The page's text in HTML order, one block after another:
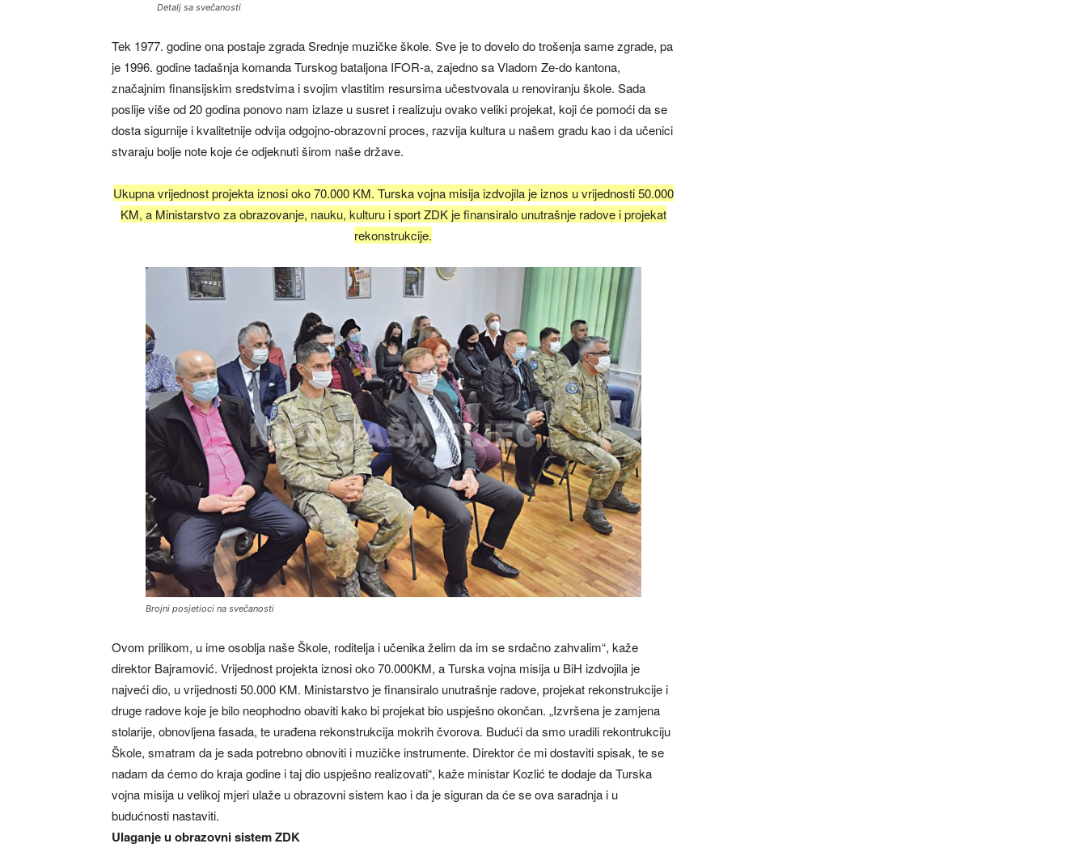
Detalj sa svečanosti
Tek 1977. godine ona postaje zgrada Srednje muzičke škole. Sve je to dovelo do trošenja same zgrade, pa
je 1996. godine tadašnja komanda Turskog bataljona IFOR-a, zajedno sa Vladom Ze-do kantona,
značajnim finansijskim sredstvima i svojim vlastitim resursima učestvovala u renoviranju škole. Sada
poslije više od 20 godina ponovo nam izlaze u susret i realizuju ovako veliki projekat, koji će pomoći da se
dosta sigurnije i kvalitetnije odvija odgojno-obrazovni proces, razvija kultura u našem gradu kao i da učenici
stvaraju bolje note koje će odjeknuti širom naše države.
Ukupna vrijednost projekta iznosi oko 70.000 KM. Turska vojna misija izdvojila je iznos u vrijednosti 50.000
KM, a Ministarstvo za obrazovanje, nauku, kulturu i sport ZDK je finansiralo unutrašnje radove i projekat
rekonstrukcije.
Brojni posjetioci na svečanosti
Ovom prilikom, u ime osoblja naše Škole, roditelja i učenika želim da im se srdačno zahvalim“, kaže
direktor Bajramović. Vrijednost projekta iznosi oko 70.000KM, a Turska vojna misija u BiH izdvojila je
najveći dio, u vrijednosti 50.000 KM. Ministarstvo je finansiralo unutrašnje radove, projekat rekonstrukcije i
druge radove koje je bilo neophodno obaviti kako bi projekat bio uspješno okončan. „Izvršena je zamjena
stolarije, obnovljena fasada, te urađena rekonstrukcija mokrih čvorova. Budući da smo uradili rekontrukciju
Škole, smatram da je sada potrebno obnoviti i muzičke instrumente. Direktor će mi dostaviti spisak, te se
nadam da ćemo do kraja godine i taj dio uspješno realizovati“, kaže ministar Kozlić te dodaje da Turska
vojna misija u velikoj mjeri ulaže u obrazovni sistem kao i da je siguran da će se ova saradnja i u
budućnosti nastaviti.
Ulaganje u obrazovni sistem ZDK